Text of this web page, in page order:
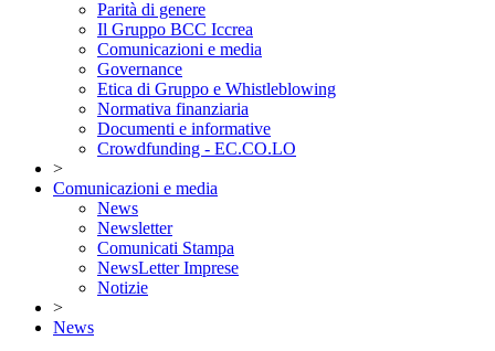
Parità di genere
Il Gruppo BCC Iccrea
Comunicazioni e media
Governance
Etica di Gruppo e Whistleblowing
Normativa finanziaria
Documenti e informative
Crowdfunding - EC.CO.LO
>
Comunicazioni e media
News
Newsletter
Comunicati Stampa
NewsLetter Imprese
Notizie
>
News